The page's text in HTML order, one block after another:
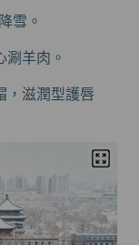
雪。
涮羊肉。
，滋潤型護唇